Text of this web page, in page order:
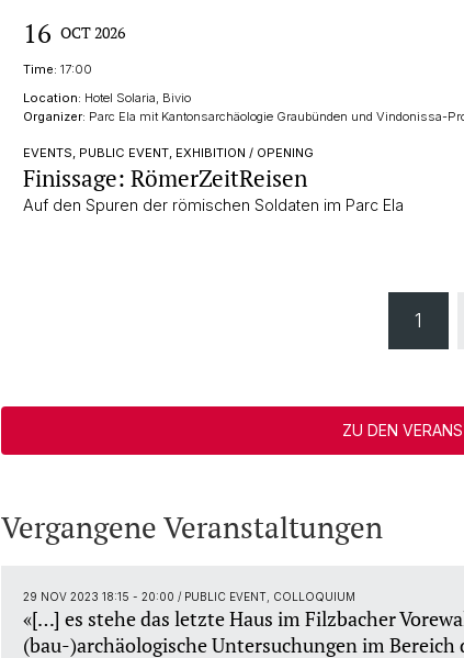
16 OCT 2026
Time: 17:00
Location: Hotel Solaria, Bivio
Organizer: Parc Ela mit Kantonsarchäologie Graubünden und Vindonissa-
EVENTS, PUBLIC EVENT, EXHIBITION / OPENING
Finissage: RömerZeitReisen
Auf den Spuren der römischen Soldaten im Parc Ela
1
ZU DEN
Vergangene Veranstaltungen
29 NOV 2023 18:15 - 20:00 / PUBLIC EVENT, COLLOQUIUM
«[…] es stehe das letzte Haus im Filzbacher
(bau-)archäologische Untersuchungen im